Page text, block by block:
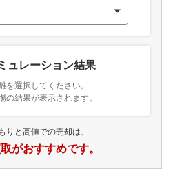
ュレーション結果
を選択してください。
の結果が表示されます。
りと高値での売却は、
がおすすめです。